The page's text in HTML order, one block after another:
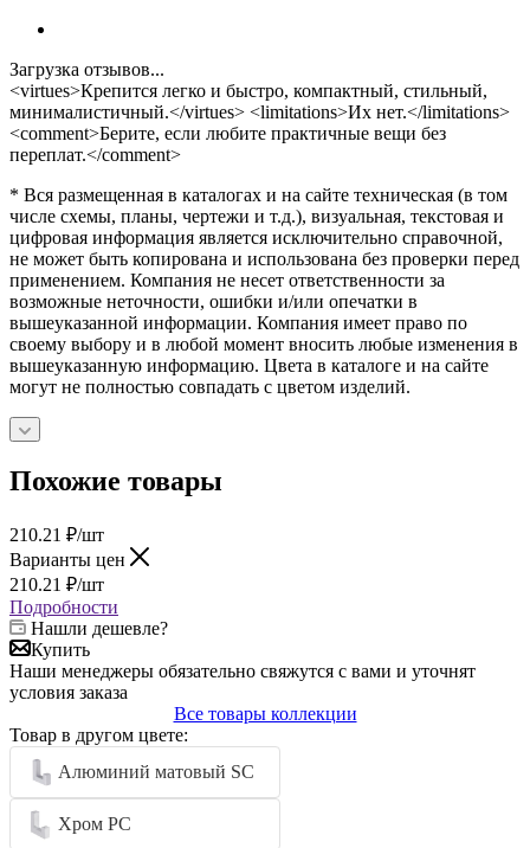
Загрузка отзывов...
<virtues>Крепится легко и быстро, компактный, стильный,
минималистичный.</virtues> <limitations>Их нет.</limitations>
<comment>Берите, если любите практичные вещи без
переплат.</comment>
* Вся размещенная в каталогах и на сайте техническая (в том
числе схемы, планы, чертежи и т.д.), визуальная, текстовая и
цифровая информация является исключительно справочной,
не может быть копирована и использована без проверки перед
применением. Компания не несет ответственности за
возможные неточности, ошибки и/или опечатки в
вышеуказанной информации. Компания имеет право по
своему выбору и в любой момент вносить любые изменения в
вышеуказанную информацию. Цвета в каталоге и на сайте
могут не полностью совпадать с цветом изделий.
Похожие товары
210.21 ₽/шт
Варианты цен
210.21 ₽/шт
Подробности
Нашли дешевле?
Купить
Наши менеджеры обязательно свяжутся с вами и уточнят
условия заказа
Все товары коллекции
Товар в другом цвете:
Алюминий матовый SC
Хром PC